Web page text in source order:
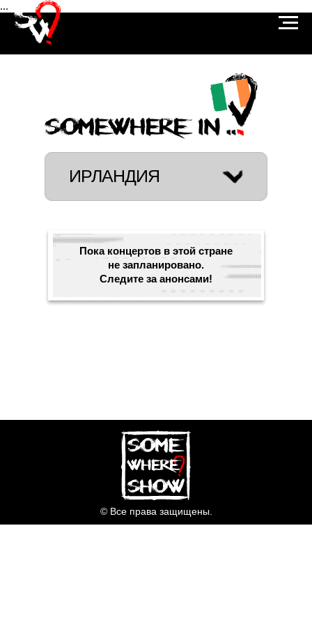
...
ИРЛАНДИЯ
Пока концертов в этой стране
не запланировано.
Следите за анонсами!
© Все права защищены.